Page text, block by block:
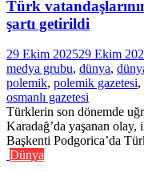
Türk
şartı getirildi
29 Ekim 202529 Ekim
medya grubu, dünya,
polemik, polemik gazetesi,
osmanlı gazetesi
Türklerin son dönemde
Karadağ’da yaşanan olay,
Başkenti Podgorica’da
Dünya